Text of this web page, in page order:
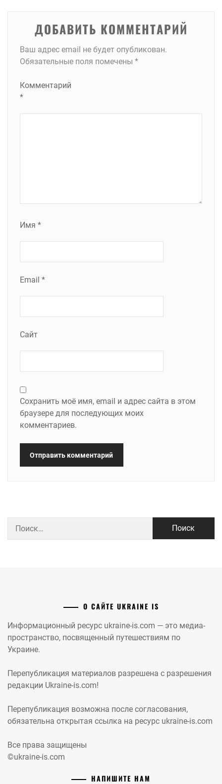
ДОБАВИТЬ КОММЕНТАРИЙ
Ваш адрес email не будет опубликован.
Обязательные поля помечены *
Комментарий
*
Имя *
Email *
Сайт
Сохранить моё имя, email и адрес сайта в этом
браузере для последующих моих
комментариев.
О САЙТЕ UKRAINE IS
Информационный ресурс ukraine-is.com — это медиа-
пространство, посвященный путешествиям по
Украине.
Перепубликация материалов разрешена с разрешения
редакции Ukraine-is.com!
Перепубликация возможна после согласования,
обязательна открытая ссылка на ресурс ukraine-is.com
Все права защищены
©ukraine-is.com
НАПИШИТЕ НАМ